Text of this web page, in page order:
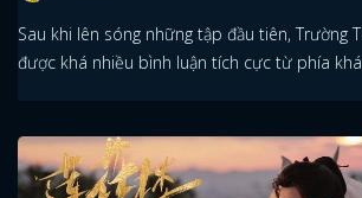
Sau khi lên sóng những tập đầu tiên, Trường
được khá nhiều bình luận tích cực từ phía